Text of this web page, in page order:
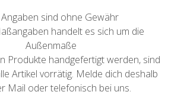
sind ohne Gewähr
handelt es sich um die
Außenmaße
Produkte handgefertigt werden, sind
Artikel vorrätig. Melde dich deshalb
Mail oder telefonisch bei uns.